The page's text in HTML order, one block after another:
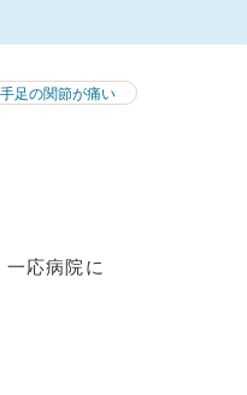
手足の関節が痛い
応病院に